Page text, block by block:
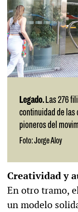
Legado. Las 276
continuidad de las
pioneros del
Foto: Jorge Aloy
Creatividad y
En otro tramo,
un modelo